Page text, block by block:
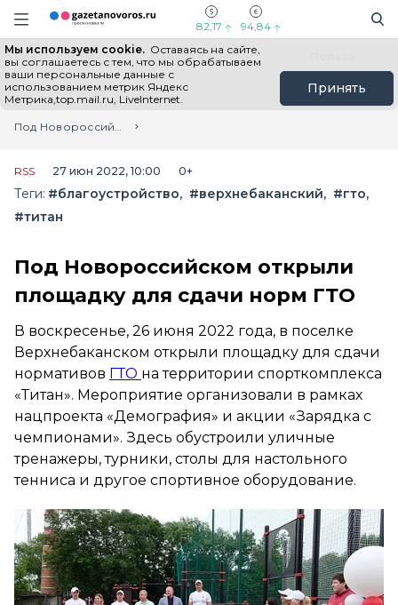
Информационный портал "ГазетаНоворос.ру"
Навигация сайта
82,17 94,84
Мы используем cookie. Оставаясь на сайте,
вы соглашаетесь с тем, что мы обрабатываем
ваши персональные данные с
использованием метрик Яндекс
Метрика,top.mail.ru, LiveInternet.
Принять
Все новости Новости России
Главная
Лента новостей
Под Новороссийском открыли площадку для сдачи норм ГТО
RSS 27 июн 2022, 10:00 0+
Теги: #благоустройство #верхнебаканский
#гто
#титан
Под Новороссийском открыли
площадку для сдачи норм ГТО
В воскресенье, 26 июня 2022 года, в поселке
Верхнебаканском открыли площадку для сдачи
нормативов ГТО на территории спорткомплекса
«Титан». Мероприятие организовали в рамках
нацпроекта «Демография» и акции «Зарядка с
чемпионами». Здесь обустроили уличные
тренажеры, турники, столы для настольного
тенниса и другое спортивное оборудование.